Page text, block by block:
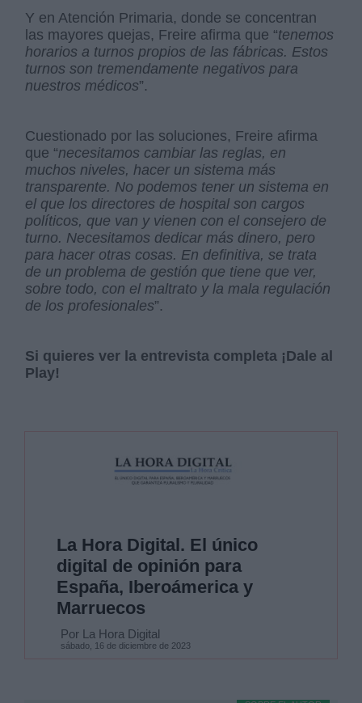
Y en Atención Primaria, donde se concentran
las mayores quejas, Freire afirma que “tenemos
horarios a turnos propios de las fábricas. Estos
turnos son tremendamente negativos para
nuestros médicos”.
Cuestionado por las soluciones, Freire afirma
que “necesitamos cambiar las reglas, en
muchos niveles, hacer un sistema más
transparente. No podemos tener un sistema en
el que los directores de hospital son cargos
políticos, que van y vienen con el consejero de
turno. Necesitamos dedicar más dinero, pero
para hacer otras cosas. En definitiva, se trata
de un problema de gestión que tiene que ver,
sobre todo, con el maltrato y la mala regulación
de los profesionales”.
Si quieres ver la entrevista completa ¡Dale al
Play!
La Hora Digital. El único
digital de opinión para
España, Iberoámerica y
Marruecos
Por La Hora Digital
sábado, 16 de diciembre de 2023